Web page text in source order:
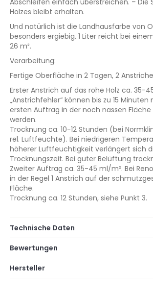
Abschleifen einfach überstreichen. – Die
Holzes bleibt erhalten.
Und natürlich ist die Landhausfarbe von
besonders ergiebig. 1 Liter reicht bei
26 m².
Verarbeitung:
Fertige Oberfläche in 2 Tagen, 2 Anstriche
Erster Anstrich auf das rohe Holz ca. 35-
„Anstrichfehler“ können bis zu 15
ersten Auftrag in der noch nassen Fläche
werden.
Trocknung ca. 10-12 Stunden (bei
rel. Luftfeuchte). Bei niedrigeren
höherer Luftfeuchtigkeit verlängert sich
Trocknungszeit. Bei guter Belüftung
Zweiter Auftrag ca. 35-45 ml/m². Bei
in der Regel 1 Anstrich auf der
Fläche.
Trocknung ca. 12 Stunden, siehe Punkt 3.
Technische Daten
Bewertungen
Hersteller